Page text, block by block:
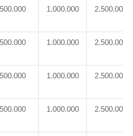
500.000 1.000.000 2.500.000
500.000 1.000.000 2.500.000
500.000 1.000.000 2.500.000
500.000 1.000.000 2.500.000